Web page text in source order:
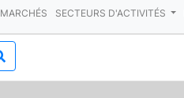
MARCHÉS SECTEURS D'ACTIVITÉS